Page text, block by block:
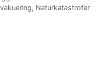
, Naturkatastrofer